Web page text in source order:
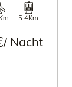
5.4Km
/ Nacht